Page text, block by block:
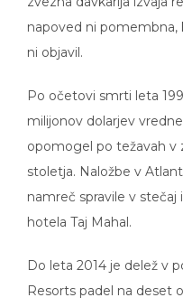
napoved ni pomembna,
ni objavil.
Po očetovi smrti leta
milijonov dolarjev
opomogel po težavah v
stoletja. Naložbe v
namreč spravile v
hotela Taj Mahal.
Do leta 2014 je delež v
Resorts padel na deset